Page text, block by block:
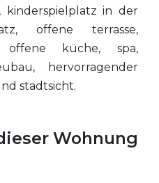
kinderspielplatz in der
offene terrasse,
offene küche, spa,
hervorragender
stadtsicht.
Wohnung